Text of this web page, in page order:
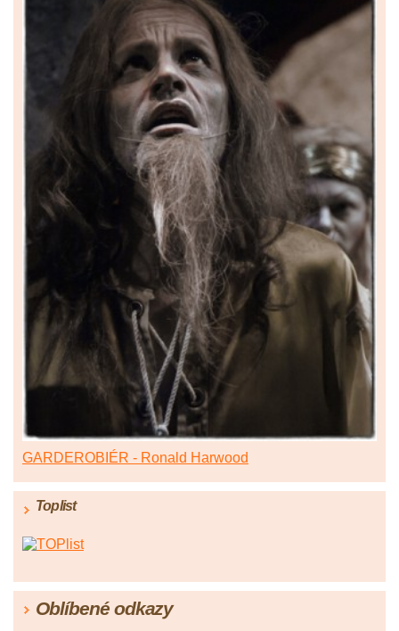
GARDEROBIÉR - Ronald Harwood
Toplist
Oblíbené odkazy